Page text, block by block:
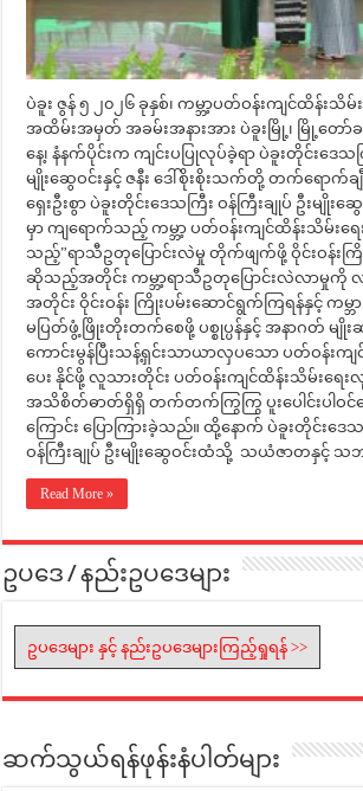
ပဲခူး ဇွန် ၅ ၂၀၂၆ ခုနှစ်၊ ကမ္ဘာ့ပတ်ဝန်းကျင်ထိန်းသိမ်း
အထိမ်းအမှတ် အခမ်းအနားအား ပဲခူးမြို့၊ မြို့တော်
နေ့၊ နံနက်ပိုင်းက ကျင်းပပြုလုပ်ခဲ့ရာ ပဲခူးတိုင်းဒေသက
မျိုးဆွေဝင်းနှင့် ဇနီး ဒေါ်စိုးစိုးသက်တို့ တက်ရောက်ခ
ရှေးဦးစွာ ပဲခူးတိုင်းဒေသကြီး ဝန်ကြီးချုပ် ဦးမျိုး
မှာ ကျရောက်သည့် ကမ္ဘာ့ ပတ်ဝန်းကျင်ထိန်းသိမ်းရေ
သည့်”ရာသီဥတုပြောင်းလဲမှု တိုက်ဖျက်ဖို့ ဝိုင်းဝန်းက
ဆိုသည့်အတိုင်း ကမ္ဘာ့ရာသီဥတုပြောင်းလဲလာမှုကို လမ်
အတိုင်း ဝိုင်းဝန်း ကြိုးပမ်းဆောင်ရွက်ကြရန်နှင့် ကမ္
မပြတ်ဖွံ့ဖြိုးတိုးတက်စေဖို့ ပစ္စုပ္ပန်နှင့် အနာဂတ် မ
ကောင်းမွန်ပြီးသန့်ရှင်းသာယာလှပသော ပတ်ဝန်း
ပေး နိုင်ဖို့ လူသားတိုင်း ပတ်ဝန်းကျင်ထိန်းသိမ်းရေးလု
အသိစိတ်ဓာတ်ရှိရှိ တက်တက်ကြွကြွ ပူးပေါင်းပါဝ
ကြောင်း ပြောကြားခဲ့သည်။ ထို့နောက် ပဲခူးတိုင်းဒ
ဝန်ကြီးချုပ် ဦးမျိုးဆွေဝင်းထံသို့ သယံဇာတနှင့် သ
Read More »
ဥပဒေ / နည်းဥပဒေများ
ဥပဒေများ နှင့် နည်းဥပဒေများကြည့်ရှုရန် >>
ဆက်သွယ်ရန်ဖုန်းနံပါတ်များ